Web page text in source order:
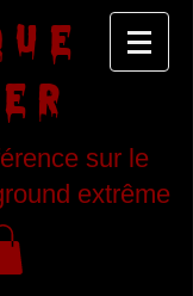
sur le
extrême